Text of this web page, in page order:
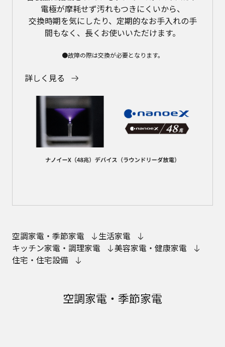
電極が摩耗せず汚れもつきにくいから、
交換時期を気にしたり、定期的なお手入れの手
間もなく、長くお使いいただけます。
●故障の際は交換が必要となります。
詳しく見る
空調家電・季節家電
生活家電
キッチン家電・調理家電
美容家電・健康家電
住宅・住宅設備
空調家電・季節家電